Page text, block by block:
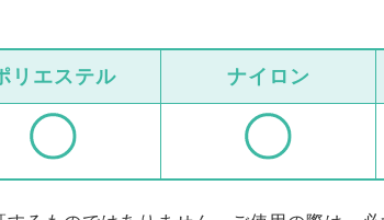
リエステル ナイロン